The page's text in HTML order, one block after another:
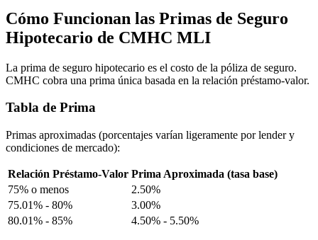
Cómo Funcionan las Primas de Seguro
Hipotecario de CMHC MLI
La prima de seguro hipotecario es el costo de la póliza de seguro.
CMHC cobra una prima única basada en la relación préstamo-valor.
Tabla de Prima
Primas aproximadas (porcentajes varían ligeramente por lender y
condiciones de mercado):
Relación Préstamo-Valor Prima Aproximada (tasa base)
75% o menos
2.50%
75.01% - 80%
3.00%
80.01% - 85%
4.50% - 5.50%